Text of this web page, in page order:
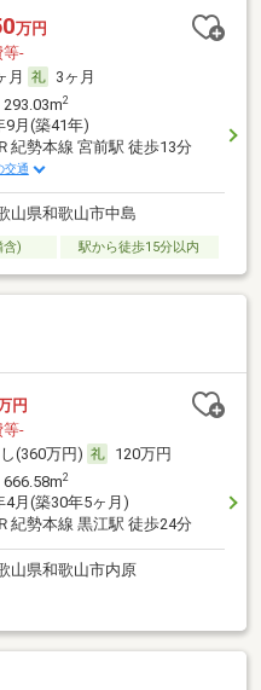
万円
等-
月
3ヶ月
2
9月(築41年)
紀勢本線 宮前駅 徒歩13分
交通
山県和歌山市中島
含) 駅から徒歩15分以内
円
等-
(360万円)
120万円
2
4月(築30年5ヶ月)
紀勢本線 黒江駅 徒歩24分
山県和歌山市内原